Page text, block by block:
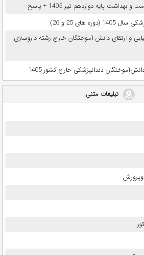
پایه دوازدهم تیر 1405 + پاسخ
های 25 و 26)
و ارتقای دانش آموختگان خارج رشته داروسازی
دندانپزشکی خارج کشور 1405
تبلیغات متنی